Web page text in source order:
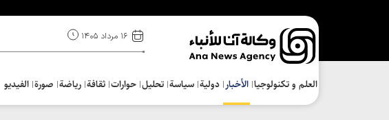
۱۶ مرداد ۱۴۰۵
العلم و تکنولوجیا الأخبار دولية سياسة تحلیل حوارات ثقافة رياضة صورة الفيديو